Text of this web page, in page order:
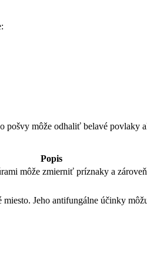
môže odhaliť belavé povlaky
Popis
môže zmierniť príznaky a
Jeho antifungálne účinky